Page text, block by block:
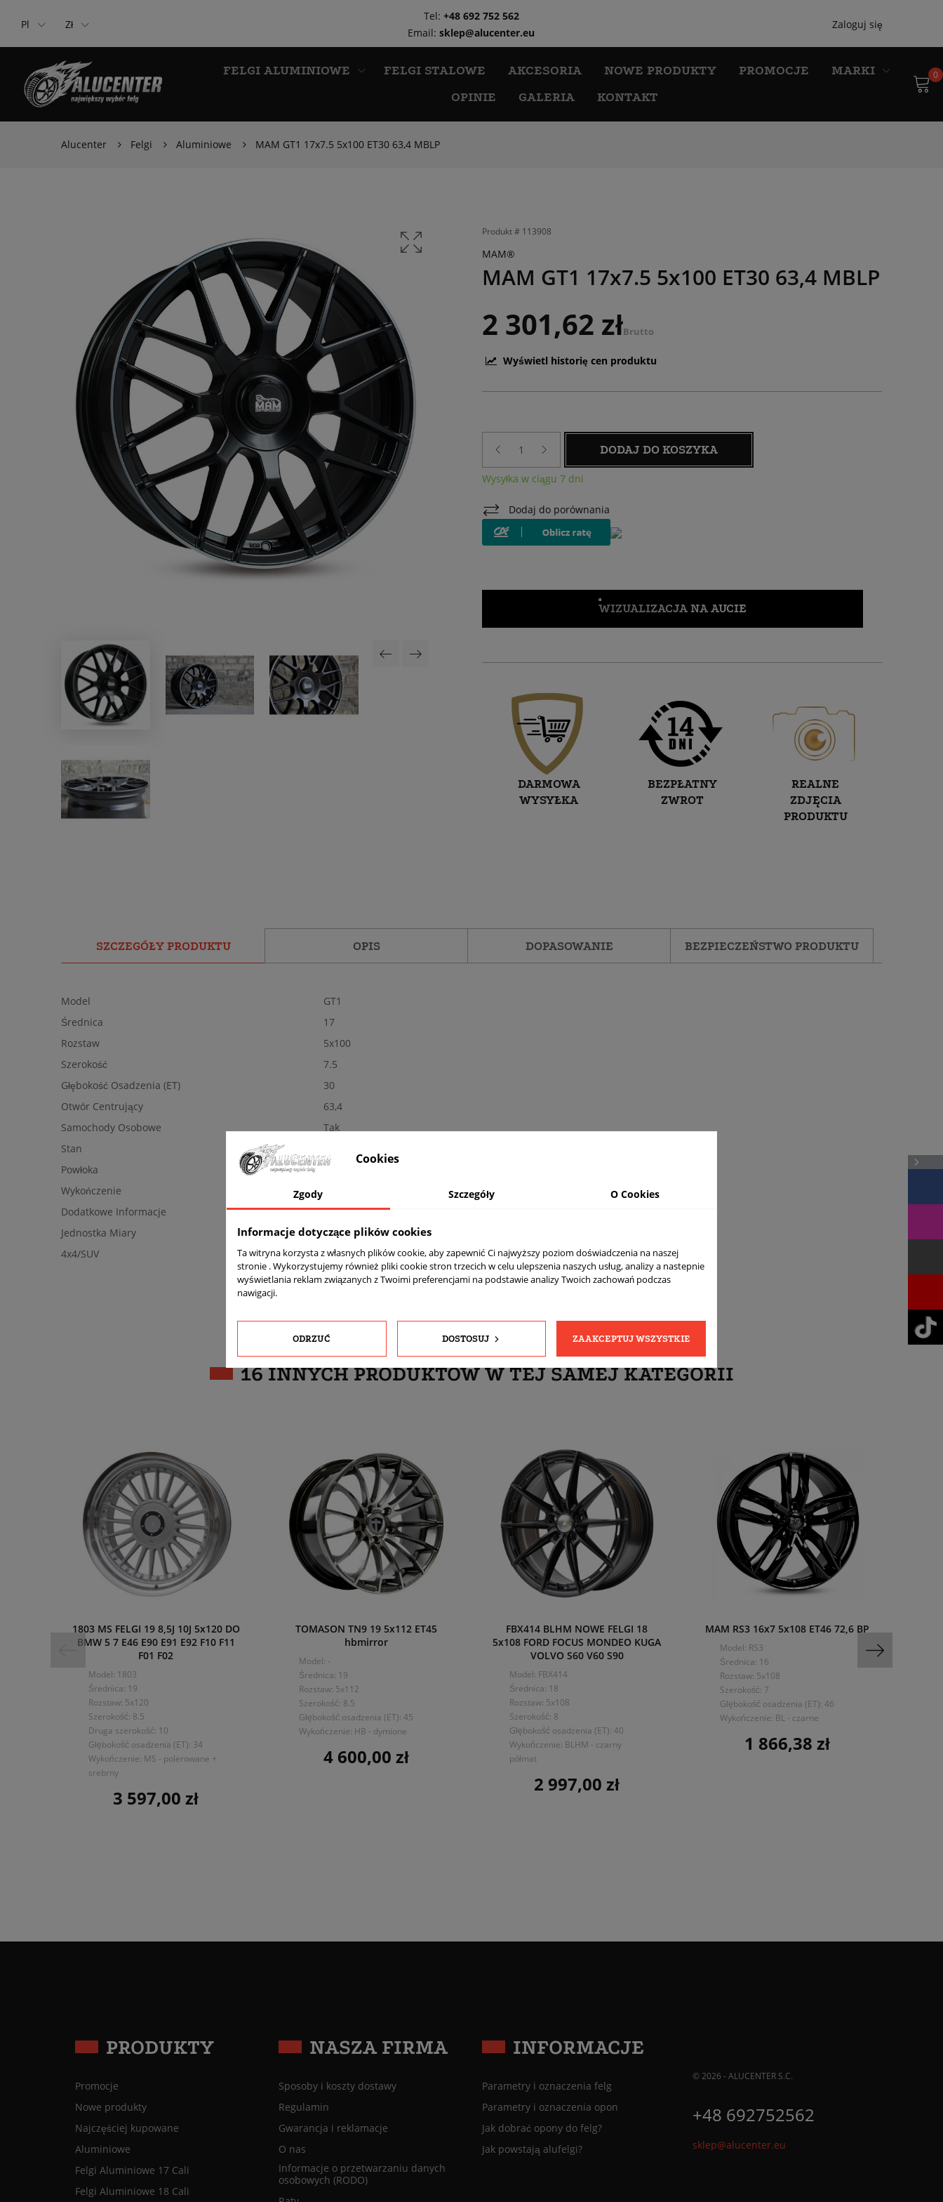
Pl Zł
Tel: +48 692 752 562
Email:sklep@alucenter.eu
Zaloguj się
FELGI ALUMINIOWE FELGI STALOWE AKCESORIA NOWE PRODUKTY PROMOCJE
MARKI
OPINIE
GALERIA KONTAKT
0
Alucenter Felgi Aluminiowe MAM GT1 17x7.5 5x100 ET30 63,4 MBLP
Produkt # 113908
MAM®
MAM GT1 17x7.5 5x100 ET30 63,4 MBLP
2 301,62 złBrutto
Wyświetl historię cen produktu
DODAJ DO KOSZYKA
Wysyłka w ciągu 7 dni
Dodaj do porównania
WIZUALIZACJA NA AUCIE
DARMOWA
WYSYŁKA
BEZPŁATNY
ZWROT
REALNE
ZDJĘCIA
PRODUKTU
SZCZEGÓŁY PRODUKTU OPIS DOPASOWANIE BEZPIECZEŃSTWO PRODUKTU
Model
GT1
Średnica
17
Rozstaw
5x100
Szerokość
7.5
Głębokość Osadzenia (ET)
30
Otwór Centrujący
63,4
Samochody Osobowe
Tak
Stan
Powłoka
Matowa
Wykończenie
MBM - polerowane + czarny mat
Dodatkowe Informacje
Nośność: 690 kg, Kolor: MATT BLACK LIP POLISH
Jednostka Miary
komplet (4 sztuki)
4x4/SUV
Tak
16 INNYCH PRODUKTÓW W TEJ SAMEJ KATEGORII
1803 MS FELGI 19 8,5J 10J 5x120 DO
BMW 5 7 E46 E90 E91 E92 F10 F11
F01 F02
Model: 1803
Średnica: 19
Rozstaw: 5x120
Szerokość: 8.5
Druga szerokość: 10
Głębokość osadzenia (ET): 34
Wykończenie: MS - polerowane +
srebrny
Cena
3 597,00 zł
TOMASON TN9 19 5x112 ET45
hbmirror
Model: -
Średnica: 19
Rozstaw: 5x112
Szerokość: 8.5
Głębokość osadzenia (ET): 45
Wykończenie: HB - dymione
Cena
4 600,00 zł
FBX414 BLHM NOWE FELGI 18
5x108 FORD FOCUS MONDEO KUGA
VOLVO S60 V60 S90
Model: FBX414
Średnica: 18
Rozstaw: 5x108
Szerokość: 8
Głębokość osadzenia (ET): 40
Wykończenie: BLHM - czarny
półmat
Cena
2 997,00 zł
MAM RS3 16x7 5x108 ET46 72,6 BP
Model: RS3
Średnica: 16
Rozstaw: 5x108
Szerokość: 7
Głębokość osadzenia (ET): 46
Wykończenie: BL - czarne
Cena
1 866,38 zł
PRODUKTY
Promocje
Nowe produkty
Najczęściej kupowane
Aluminiowe
Felgi Aluminiowe 17 Cali
Felgi Aluminiowe 18 Cali
NASZA FIRMA
Sposoby i koszty dostawy
Regulamin
Gwarancja i reklamacje
O nas
Informacje o przetwarzaniu danych
osobowych (RODO)
INFORMACJE
Parametry i oznaczenia felg
Parametry i oznaczenia opon
Jak dobrać opony do felg?
Jak powstają alufelgi?
© 2026 - ALUCENTER S.C.
+48 692752562
sklep@alucenter.eu
Cookies
Zgody Szczegóły O Cookies
Informacje dotyczące plików cookies
Ta witryna korzysta z własnych plików cookie, aby zapewnić Ci najwyższy poziom doświadczenia na naszej
stronie . Wykorzystujemy również pliki cookie stron trzecich w celu ulepszenia naszych usług, analizy a nastepnie
wyświetlania reklam związanych z Twoimi preferencjami na podstawie analizy Twoich zachowań podczas
nawigacji.
ODRZUĆ DOSTOSUJ ZAAKCEPTUJ WSZYSTKIE